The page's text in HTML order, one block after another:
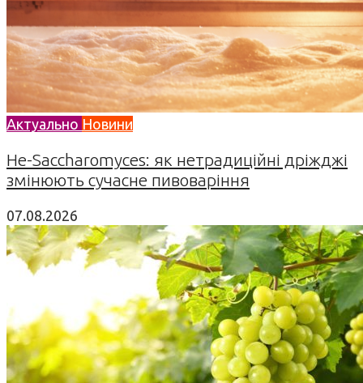
Актуально Новини
Не-Saccharomyces: як нетрадиційні дріжджі
змінюють сучасне пивоваріння
07.08.2026